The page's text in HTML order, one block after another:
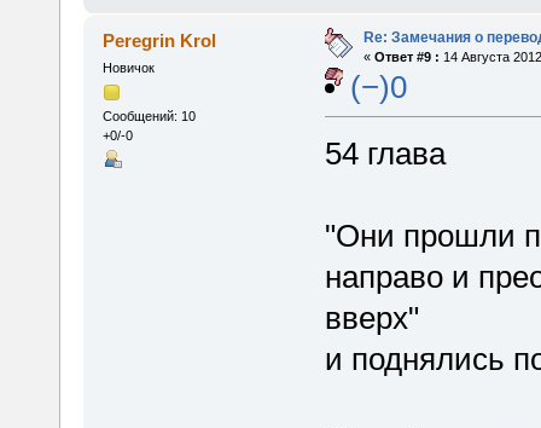
Peregrin Krol
Новичок
Сообщений: 10
+0/-0
Re: Замечания о
« Ответ #9 : 14 Августа
(−)0
54 глава
"Они прошли
направо и
вверх"
и поднялись